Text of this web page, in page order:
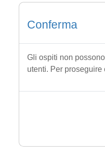
Conferma
Gli ospiti non
utenti. Per